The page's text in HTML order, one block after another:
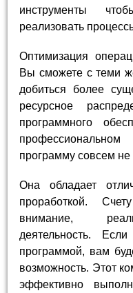
инструменты
реализовать
Оптимизация
Вы сможете с теми
добиться более
ресурсное
программного
программу совсем не
Она обладает
проработкой.
внимание,
деятельность.
программой, вам
возможность. Этот
эффективно